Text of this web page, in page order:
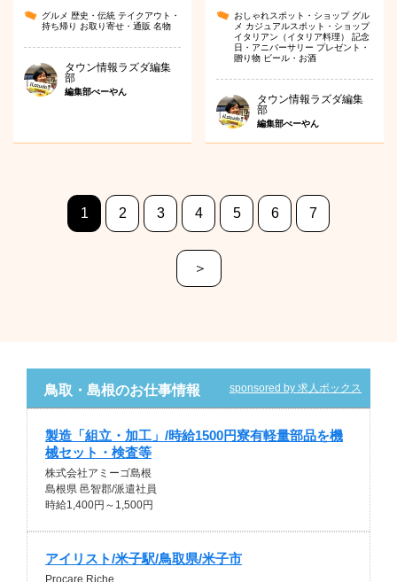
グルメ 歴史・伝統 テイクアウト・
持ち帰り お取り寄せ・通販 名物
タウン情報ラズダ編集
部
編集部べーやん
おしゃれスポット・ショップ グル
メ カジュアルスポット・ショップ
イタリアン（イタリア料理）記念
日・アニバーサリー プレゼント・
贈り物 ビール・お酒
タウン情報ラズダ編集
部
編集部べーやん
1 2 3 4 5 6 7
＞
鳥取・島根のお仕事情報 sponsored by 求人ボックス
製造「組立・加工」/時給1500円寮有軽量部品を機
械セット・検査等
株式会社アミーゴ島根
島根県 邑智郡/派遣社員
時給1,400円～1,500円
アイリスト/米子駅/鳥取県/米子市
Procare Riche